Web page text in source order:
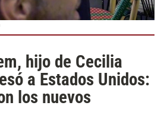
hijo de Cecilia
a Estados Unidos:
los nuevos